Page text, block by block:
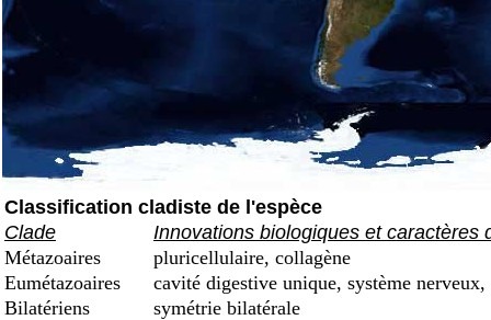
Classification cladiste de l'espèce
Clade
Innovations biologiques et caractères
Métazoaires
pluricellulaire, collagène
Eumétazoaires
cavité digestive unique, système
Bilatériens
symétrie bilatérale